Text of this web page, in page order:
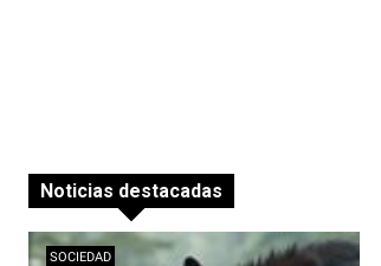
Noticias destacadas
SOCIEDAD